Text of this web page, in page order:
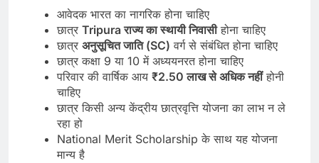
आवेदक भारत का नागरिक होना चाहिए
छात्र Tripura राज्य का स्थायी निवासीहोना चाहिए
छात्र अनुसूचित जाति (SC) वर्ग से संबंधित होना चाहिए
छात्र कक्षा 9 या 10 में अध्ययनरत होना चाहिए
परिवार की वार्षिक आय ₹2.50 लाख से अधिक नहींहोनी
चाहिए
छात्र किसी अन्य केंद्रीय छात्रवृत्ति योजना का लाभ न ले
रहा हो
National Merit Scholarship के साथ यह योजना
मान्य है